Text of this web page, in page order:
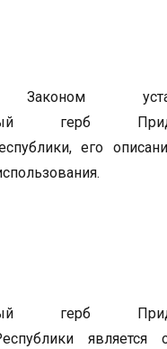
герб
его
герб
является